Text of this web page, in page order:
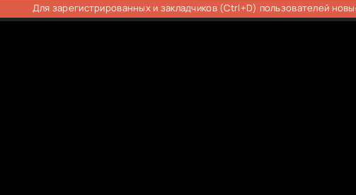
Для зарегистрированных и закладчиков (Ctrl+D) пользователей